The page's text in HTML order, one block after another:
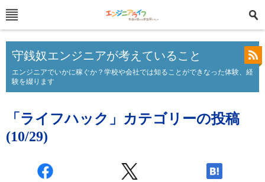
守銭奴エンジニアが考えていること
エンジニアでいかに稼ぐか？学校や会社では知ることができなった体験、経
験を綴ります
「ライフハック」カテゴリーの投稿
(10/29)